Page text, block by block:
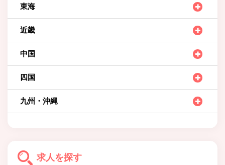
東海
近畿
中国
四国
九州・沖縄
求人を探す